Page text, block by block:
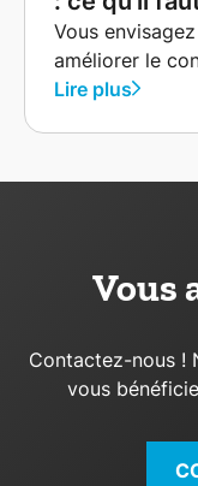
Vous
améliorer le
Lire plus
Vous
Contactez-nous !
vous